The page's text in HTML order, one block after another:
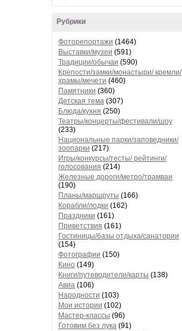
Рубрики
Фоторепортажи (1464)
Выставки/музеи (591)
Традиции/обычаи (590)
Крепости/замки/монастыри/ кремли/
храмы/мечети (460)
Памятники (360)
Детская тема (307)
Блюда/кухня (250)
Театры/концерты/фестивали/шоу
(233)
Национальные парки/заповедники/
зоопарки (217)
Игры/конкурсы/тесты/ рейтинги/
голосования (214)
Железные дороги/метро/трамваи
(190)
Планы/маршруты (166)
Корабли/лодки (162)
Праздники (161)
Приветствия (161)
Гостиницы/базы отдыха/санатории
(154)
Фотографии (150)
Кино (149)
Книги/путеводители/карты (138)
Авиа (106)
Народности (103)
Мои истории (102)
Мастер-классы (96)
Готовим без лука (91)